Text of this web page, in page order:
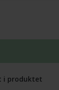
i produktet